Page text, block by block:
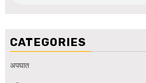
CATEGORIES
अपघात